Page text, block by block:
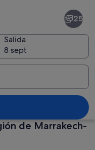
grande y ornamentado
25
Salida
8 sept
de Marrakech-